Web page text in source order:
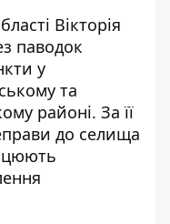
Вікторія
паводок
у
та
районі. За її
до селища